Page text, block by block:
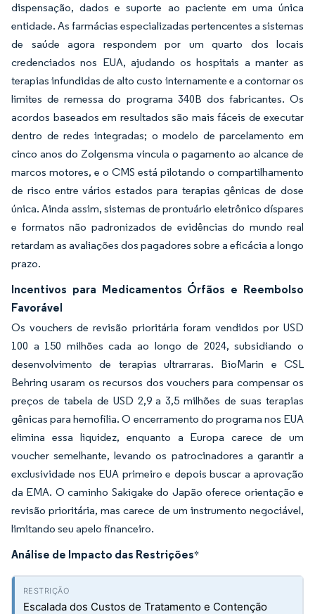
dispensação, dados e suporte ao paciente em uma única
entidade. As farmácias especializadas pertencentes a sistemas
de saúde agora respondem por um quarto dos locais
credenciados nos EUA, ajudando os hospitais a manter as
terapias infundidas de alto custo internamente e a contornar os
limites de remessa do programa 340B dos fabricantes. Os
acordos baseados em resultados são mais fáceis de executar
dentro de redes integradas; o modelo de parcelamento em
cinco anos do Zolgensma vincula o pagamento ao alcance de
marcos motores, e o CMS está pilotando o compartilhamento
de risco entre vários estados para terapias gênicas de dose
única. Ainda assim, sistemas de prontuário eletrônico díspares
e formatos não padronizados de evidências do mundo real
retardam as avaliações dos pagadores sobre a eficácia a longo
prazo.
Incentivos para Medicamentos Órfãos e Reembolso
Favorável
Os vouchers de revisão prioritária foram vendidos por USD
100 a 150 milhões cada ao longo de 2024, subsidiando o
desenvolvimento de terapias ultrarraras. BioMarin e CSL
Behring usaram os recursos dos vouchers para compensar os
preços de tabela de USD 2,9 a 3,5 milhões de suas terapias
gênicas para hemofilia. O encerramento do programa nos EUA
elimina essa liquidez, enquanto a Europa carece de um
voucher semelhante, levando os patrocinadores a garantir a
exclusividade nos EUA primeiro e depois buscar a aprovação
da EMA. O caminho Sakigake do Japão oferece orientação e
revisão prioritária, mas carece de um instrumento negociável,
limitando seu apelo financeiro.
Análise de Impacto das Restrições*
Escalada dos Custos de Tratamento e Contenção